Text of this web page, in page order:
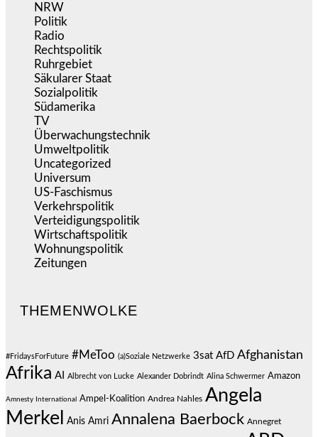
NRW
Politik
Radio
Rechtspolitik
Ruhrgebiet
Säkularer Staat
Sozialpolitik
Südamerika
TV
Überwachungstechnik
Umweltpolitik
Uncategorized
Universum
US-Faschismus
Verkehrspolitik
Verteidigungspolitik
Wirtschaftspolitik
Wohnungspolitik
Zeitungen
THEMENWOLKE
#FridaysForFuture #MeToo (a)Soziale Netzwerke 3sat AfD Afghanistan
Afrika AI Albrecht von Lucke Alexander Dobrindt Alina Schwermer Amazon
Amnesty International Ampel-Koalition Andrea Nahles Angela
Merkel
Anis Amri Annalena Baerbock Annegret